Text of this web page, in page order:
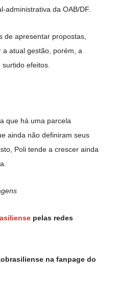
administrativa da OAB/DF.
de apresentar propostas,
a atual gestão, porém, a
surtido efeitos.
que há uma parcela
ainda não definiram seus
Poli tende a crescer ainda
pelas redes
na fanpage do